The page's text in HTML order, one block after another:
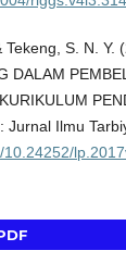
S. N. Y.
DALAM
Jurnal Ilmu